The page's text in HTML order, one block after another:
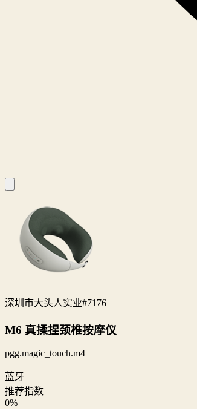
深圳市大头人实业#7176
M6 真揉捏颈椎按摩仪
pgg.magic_touch.m4
蓝牙
推荐指数
0%